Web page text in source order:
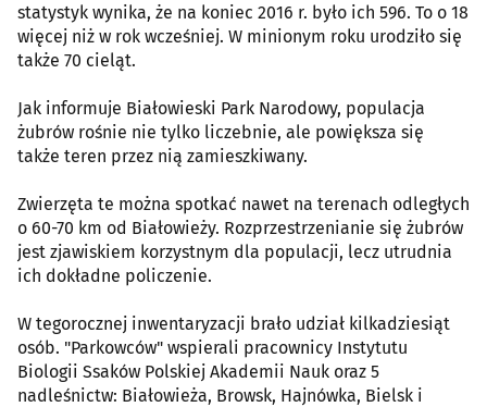
statystyk wynika, że na koniec 2016 r. było ich 596. To o 18
więcej niż w rok wcześniej. W minionym roku urodziło się
także 70 cieląt.
Jak informuje Białowieski Park Narodowy, populacja
żubrów rośnie nie tylko liczebnie, ale powiększa się
także teren przez nią zamieszkiwany.
Zwierzęta te można spotkać nawet na terenach odległych
o 60-70 km od Białowieży. Rozprzestrzenianie się żubrów
jest zjawiskiem korzystnym dla populacji, lecz utrudnia
ich dokładne policzenie.
W tegorocznej inwentaryzacji brało udział kilkadziesiąt
osób. "Parkowców" wspierali pracownicy Instytutu
Biologii Ssaków Polskiej Akademii Nauk oraz 5
nadleśnictw: Białowieża, Browsk, Hajnówka, Bielsk i